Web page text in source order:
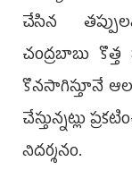
చేసిన
చంద్రబాబు
కొనసాగిస్తూనే
చేస్తున్నట్లు
నిదర్శనం.